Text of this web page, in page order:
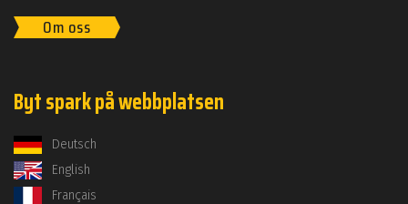
Om oss
Byt spark på webbplatsen
Deutsch
English
Français